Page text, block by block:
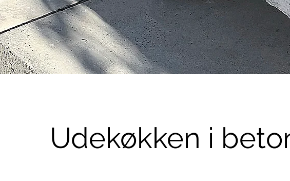
Udekøkken i